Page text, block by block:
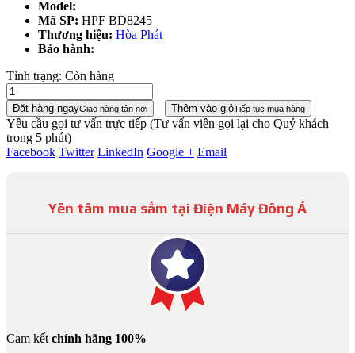
Model:
Mã SP: HPF BD8245
Thương hiệu: Hòa Phát
Bảo hành:
Tình trạng: Còn hàng
Đặt hàng ngayGiao hàng tận nơi Thêm vào giỏTiếp tục mua hàng
Yêu cầu gọi tư vấn trực tiếp (Tư vấn viên gọi lại cho Quý khách
trong 5 phút)
Facebook Twitter LinkedIn Google + Email
Yên tâm mua sắm tại Điện Máy Đông Á
Cam kết chính hãng 100%